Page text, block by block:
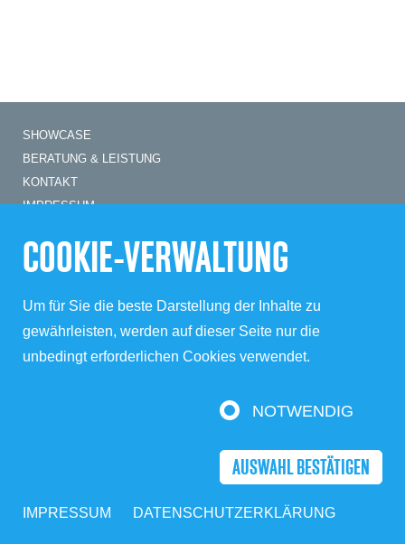
COOKIE-VERWALTUNG
Um für Sie die beste Darstellung der Inhalte zu
gewährleisten, werden auf dieser Seite nur die
unbedingt erforderlichen Cookies verwendet.
NOTWENDIG
AUSWAHL BESTÄTIGEN
IMPRESSUM DATENSCHUTZERKLÄRUNG
SHOWCASE
BERATUNG & LEISTUNG
KONTAKT
IMPRESSUM
Marcus Gobs
Winsstraße 54
10405 Berlin